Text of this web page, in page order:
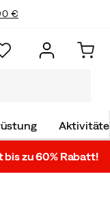
€
bis zu 60% Rabatt!